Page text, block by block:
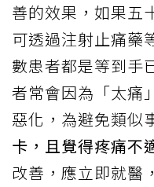
善的效果，如果五
可透過注射止痛藥
數患者都是等到手
者常會因為「太痛
惡化，為避免類似
卡，且覺得疼痛不
改善，應立即就醫